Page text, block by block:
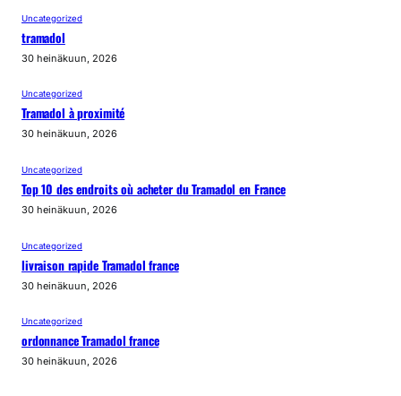
Uncategorized
tramadol
30 heinäkuun, 2026
Uncategorized
Tramadol à proximité
30 heinäkuun, 2026
Uncategorized
Top 10 des endroits où acheter du Tramadol en France
30 heinäkuun, 2026
Uncategorized
livraison rapide Tramadol france
30 heinäkuun, 2026
Uncategorized
ordonnance Tramadol france
30 heinäkuun, 2026